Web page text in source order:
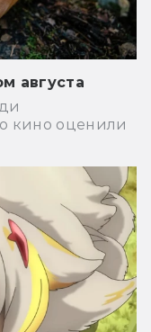
августа
кино оценили